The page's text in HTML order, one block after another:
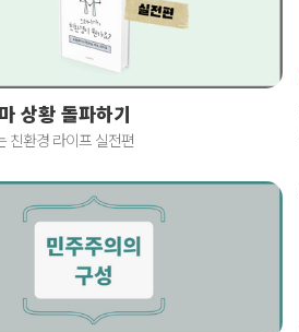
상황 돌파하기
친환경 라이프 실전편